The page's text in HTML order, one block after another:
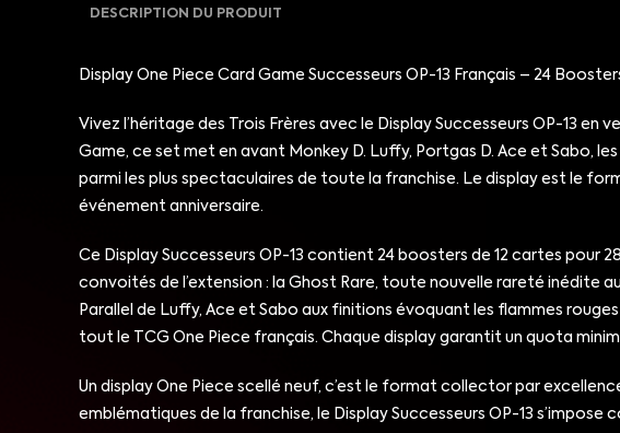
DESCRIPTION DU PRODUIT
Display One Piece Card Game Successeurs OP-13 Français – 24
Vivez l’héritage des Trois Frères avec le Display Successeurs OP-13
Game, ce set met en avant Monkey D. Luffy, Portgas D. Ace et Sabo,
parmi les plus spectaculaires de toute la franchise. Le display est le
événement anniversaire.
Ce Display Successeurs OP-13 contient 24 boosters de 12 cartes pour
convoités de l’extension : la Ghost Rare, toute nouvelle rareté inédite
Parallel de Luffy, Ace et Sabo aux finitions évoquant les flammes
tout le TCG One Piece français. Chaque display garantit un quota
Un display One Piece scellé neuf, c’est le format collector par
emblématiques de la franchise, le Display Successeurs OP-13